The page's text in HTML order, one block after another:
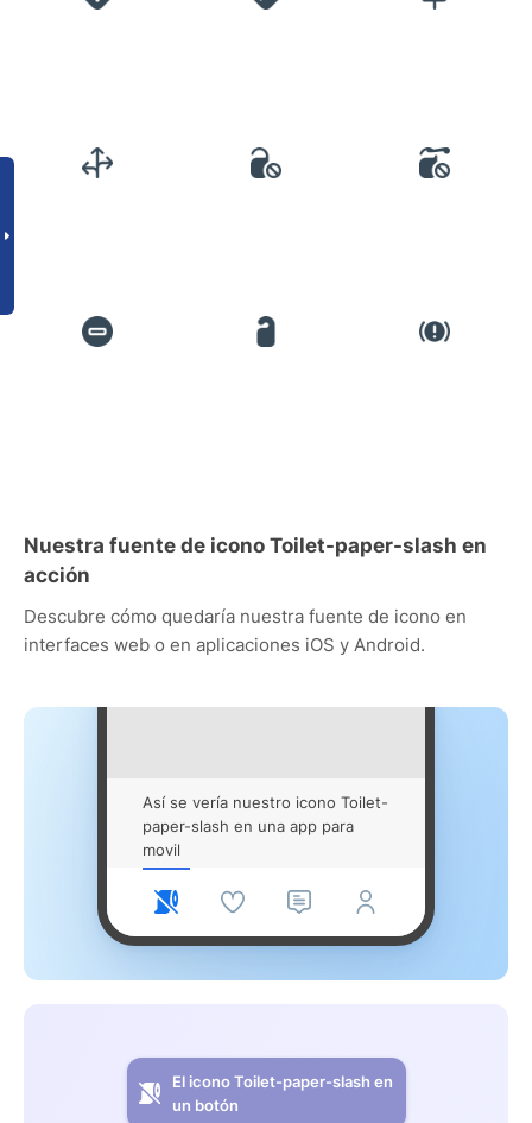
Nuestra fuente de icono Toilet-paper-slash en
acción
Descubre cómo quedaría nuestra fuente de icono en
interfaces web o en aplicaciones iOS y Android.
Así se vería nuestro icono Toilet-
paper-slash en una app para
movil
El icono Toilet-paper-slash en
un botón